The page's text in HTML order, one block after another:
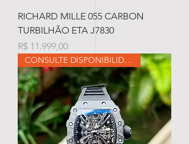
RICHARD MILLE 055 CARBON
TURBILHÃO ETA J7830
Preço
R$ 11.999,00
CONSULTE DISPONIBILIDADE